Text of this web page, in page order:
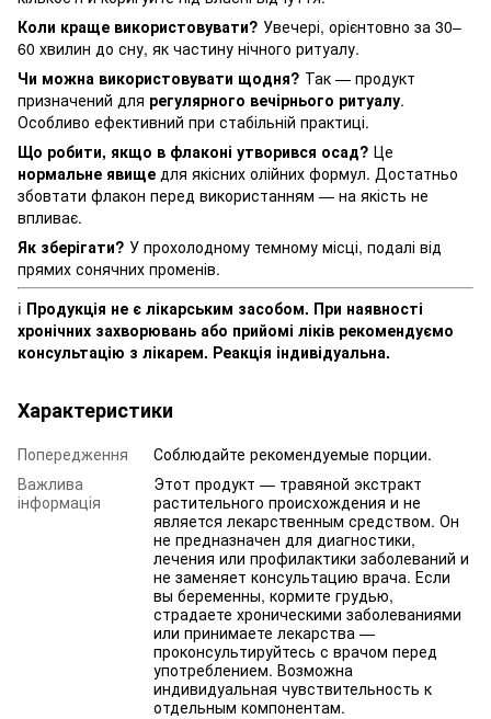
Коли краще використовувати? Увечері, орієнтовно за 30–
60 хвилин до сну, як частину нічного ритуалу.
Чи можна використовувати щодня? Так — продукт
призначений для регулярного вечірнього ритуалу.
Особливо ефективний при стабільній практиці.
Що робити, якщо в флаконі утворився осад? Це
нормальне явище для якісних олійних формул. Достатньо
збовтати флакон перед використанням — на якість не
впливає.
Як зберігати? У прохолодному темному місці, подалі від
прямих сонячних променів.
ℹ️ Продукція не є лікарським засобом. При наявності
хронічних захворювань або прийомі ліків рекомендуємо
консультацію з лікарем. Реакція індивідуальна.
Характеристики
Попередження
Соблюдайте рекомендуемые порции.
Важлива
інформація
Этот продукт — травяной экстракт
растительного происхождения и не
является лекарственным средством. Он
не предназначен для диагностики,
лечения или профилактики заболеваний и
не заменяет консультацию врача. Если
вы беременны, кормите грудью,
страдаете хроническими заболеваниями
или принимаете лекарства —
проконсультируйтесь с врачом перед
употреблением. Возможна
индивидуальная чувствительность к
отдельным компонентам.